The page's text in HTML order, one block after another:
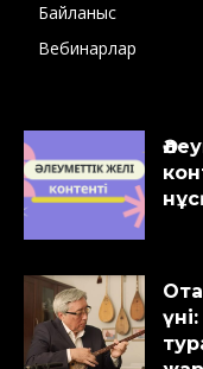
Байланыс
Вебинарлар